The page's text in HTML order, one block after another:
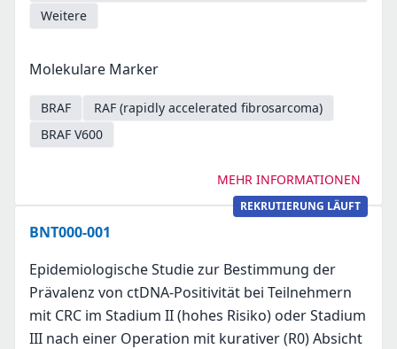
Weitere
Molekulare Marker
BRAF
RAF (rapidly accelerated fibrosarcoma)
BRAF V600
MEHR INFORMATIONEN
REKRUTIERUNG LÄUFT
BNT000-001
Epidemiologische Studie zur Bestimmung der
Prävalenz von ctDNA-Positivität bei Teilnehmern
mit CRC im Stadium II (hohes Risiko) oder Stadium
III nach einer Operation mit kurativer (R0) Absicht